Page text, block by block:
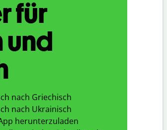
für
und
nach Griechisch
nach Ukrainisch
herunterzuladen